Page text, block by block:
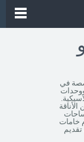
في
خامات